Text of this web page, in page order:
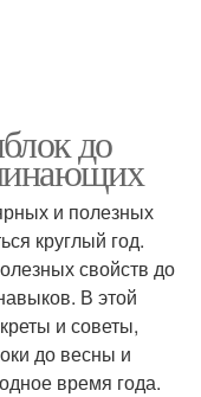
до
и полезных
круглый год.
свойств до
В этой
и советы,
до весны и
время года.